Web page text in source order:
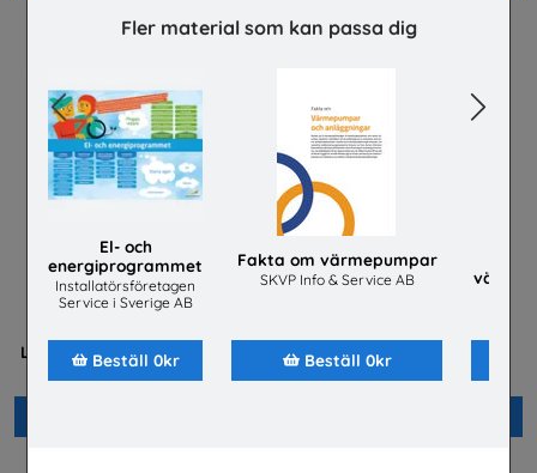
Fler material som kan passa dig
El- och
energiprogrammet
Installatörsföretagen
Service i Sverige AB
Beställ 0kr
Fakta om värmepumpar
SKVP Info & Service AB
Beställ 0kr
Previous Next
Lärarhandledning om barns
och ungas trygghet på nätet
gymnasieskolan